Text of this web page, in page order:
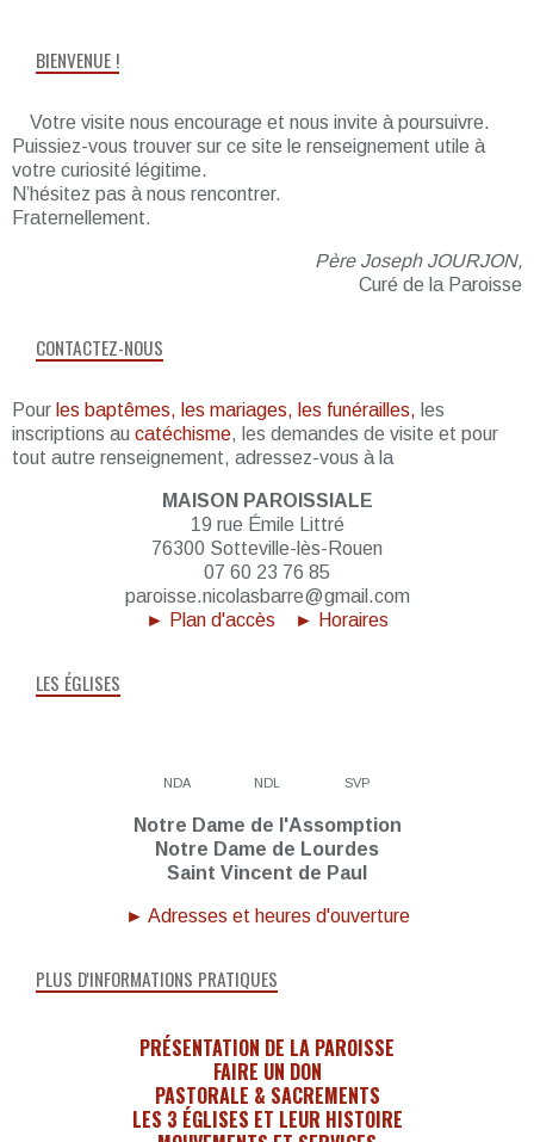
BIENVENUE !
Votre visite nous encourage et nous invite à poursuivre.
Puissiez-vous trouver sur ce site le renseignement utile à
votre curiosité légitime.
N’hésitez pas à nous rencontrer.
Fraternellement.
Père Joseph JOURJON,
Curé de la Paroisse
CONTACTEZ-NOUS
Pour les baptêmes, les mariages, les funérailles, les
inscriptions au catéchisme, les demandes de visite et pour
tout autre renseignement, adressez-vous à la
MAISON PAROISSIALE
19 rue Émile Littré
76300 Sotteville-lès-Rouen
07 60 23 76 85
paroisse.nicolasbarre@gmail.com
► Plan d'accès
► Horaires
LES ÉGLISES
NDA NDL SVP
Notre Dame de l'Assomption
Notre Dame de Lourdes
Saint Vincent de Paul
► Adresses et heures d'ouverture
PLUS D'INFORMATIONS PRATIQUES
PRÉSENTATION DE LA PAROISSE
FAIRE UN DON
PASTORALE & SACREMENTS
LES 3 ÉGLISES ET LEUR HISTOIRE